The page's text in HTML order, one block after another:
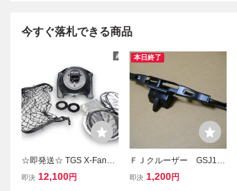
今すぐ落札できる商品
☆即発送☆ TGS X-Fang F
Jクルーザー GSJ15W リ
即決 12,100円
本日終了
ＦＪクルーザー GSJ15
W●新品 リアワイパーブ
即決 1,200円